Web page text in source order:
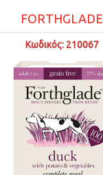
FORTHGLADE
Κωδικός: 210067